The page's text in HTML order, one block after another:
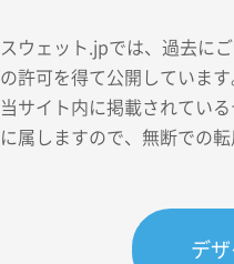
スウェット.jpでは、過去に
の許可を得て公開しています
当サイト内に掲載されてい
に属しますので、無断での
デ